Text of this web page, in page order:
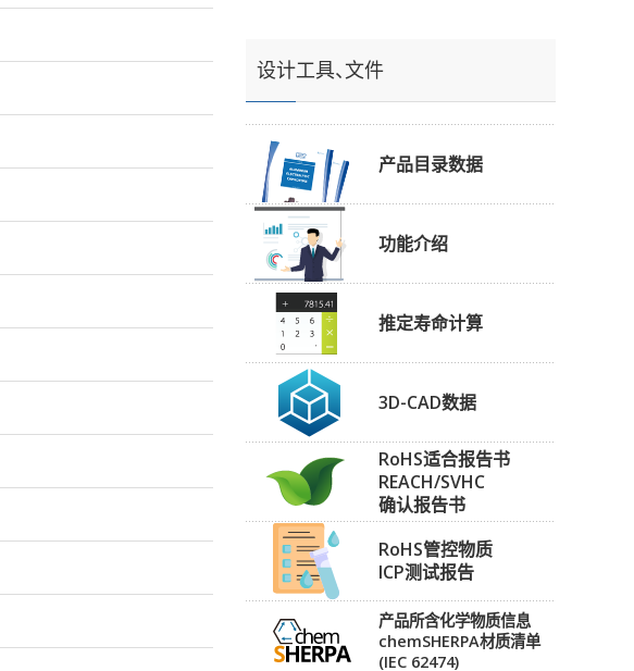
设计工具、文件
产品目录数据
功能介绍
推定寿命计算
3D-CAD数据
RoHS适合报告书
REACH/SVHC
确认报告书
RoHS管控物质
ICP测试报告
产品所含化学物质信息
chemSHERPA材质清单
(IEC 62474)